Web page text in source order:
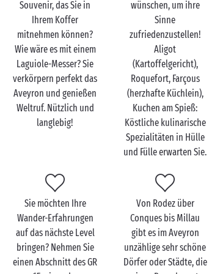
Das Aveyron zu zweit
entdecken
Im Naturschutzgebiet Rougier de Camarès scheint ein
Hauch Wildwest zu wehen … Die rote Erde und die
hügelige Landschaft erinnern nämlich
unwiderstehlich an die Wüstenkulisse von Colorado,
dabei besteht kein Zweifel: Sie befinden sich wirklich
im Aveyron! Diese einzigartige Landschaft können
zu zweit in allen Details
neu oder wiederentdecken, es warten aber noch viele
Schloss von Montaigut oder das Dorf Camarès, das
für seine Biskuitfabrik bekannt ist – perfekt für eine
kleine Stärkung nach der Anstrengung!
Der Regionale Naturpark Grands Causses, in dem sich
Millaubefindet, ist der drittgrößte Naturpark
Frankreichs und wird Naturliebhaber wie auch
Souvenir, das Sie in
Ihrem Koffer
mitnehmen können?
Wie wäre es mit einem
Laguiole-Messer? Sie
verkörpern perfekt das
Aveyron und genießen
Weltruf. Nützlich und
langlebig!
wünschen, um ihre
Sinne
zufriedenzustellen!
Aligot
(Kartoffelgericht),
Roquefort, Farçous
(herzhafte Küchlein),
Kuchen am Spieß:
Köstliche kulinarische
Spezialitäten in Hülle
und Fülle erwarten Sie.
Sie möchten Ihre
Wander-Erfahrungen
auf das nächste Level
bringen? Nehmen Sie
einen Abschnitt des GR
Von Rodez über
Conques bis Millau
gibt es im Aveyron
unzählige sehr schöne
Dörfer oder Städte, die